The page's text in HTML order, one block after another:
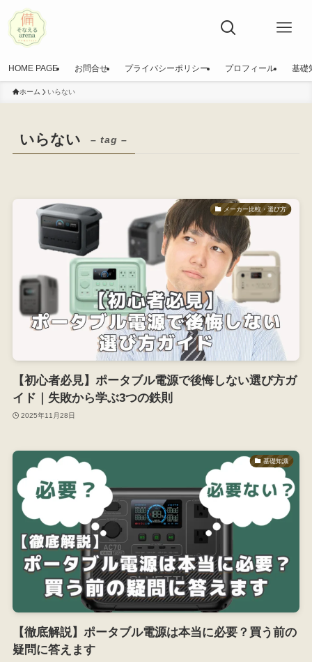
HOME PAGE お問合せ プライバシーポリシー プロフィール 基礎
ホーム いらない
いらない – tag –
メーカー比較・選び方
【初心者必見】ポータブル電源で後悔しない選び方ガ
イド｜失敗から学ぶ3つの鉄則
2025年11月28日
基礎知識
【徹底解説】ポータブル電源は本当に必要？買う前の
疑問に答えます